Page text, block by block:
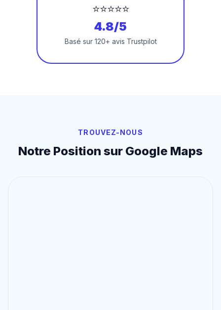
⭐⭐⭐⭐⭐
4.8/5
Basé sur 120+ avis Trustpilot
TROUVEZ-NOUS
Notre Position sur Google Maps